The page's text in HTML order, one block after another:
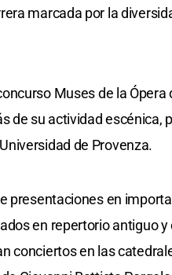
marcada por la
Muses de la
de su actividad
de Provenza.
presentaciones en
en repertorio antiguo
conciertos en las